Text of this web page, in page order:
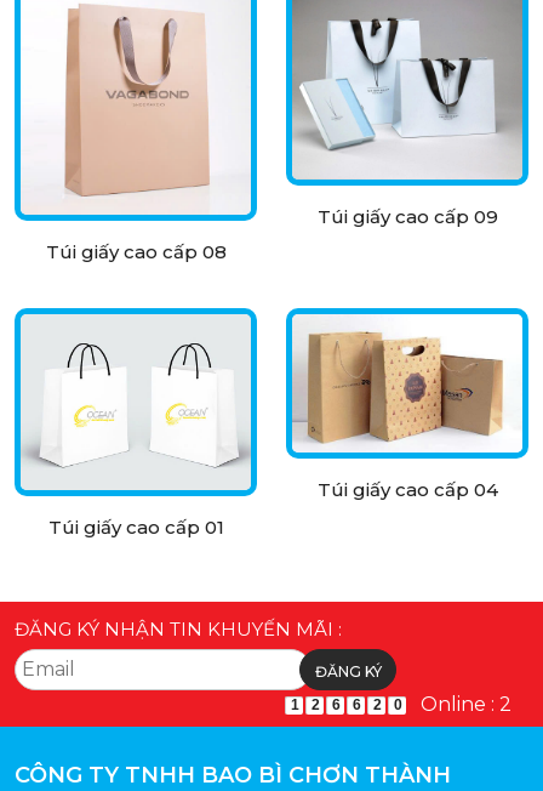
Túi giấy cao cấp 08
Túi giấy cao cấp 09
Túi giấy cao cấp 01
Túi giấy cao cấp 04
ĐĂNG KÝ NHẬN TIN KHUYẾN MÃI :
1 2 6 6 2 0 Online : 2
CÔNG TY TNHH BAO BÌ CHƠN THÀNH